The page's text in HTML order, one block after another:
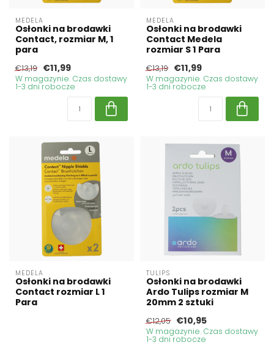
MEDELA
Osłonki na brodawki
Contact, rozmiar M, 1
para
€13,19 €11,99
W magazynie. Czas dostawy
1-3 dni robocze
MEDELA
Osłonki na brodawki
Contact Medela
rozmiar S 1 Para
€13,19 €11,99
W magazynie. Czas dostawy
1-3 dni robocze
MEDELA
Osłonki na brodawki
Contact rozmiar L 1
Para
TULIPS
Osłonki na brodawki
Ardo Tulips rozmiar M
20mm 2 sztuki
€12,05 €10,95
W magazynie. Czas dostawy
1-3 dni robocze